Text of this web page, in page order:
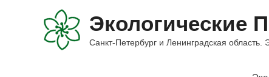
Экологические
Санкт-Петербург и Ленинградская